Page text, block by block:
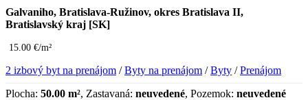
Galvaniho, Bratislava-Ružinov, okres Bratislava II,
Bratislavský kraj [SK]
15.00 €/m²
2 izbový byt na prenájom /Byty na prenájom /Byty /Prenájom
Plocha: 50.00 m², Zastavaná: neuvedené, Pozemok: neuvedené